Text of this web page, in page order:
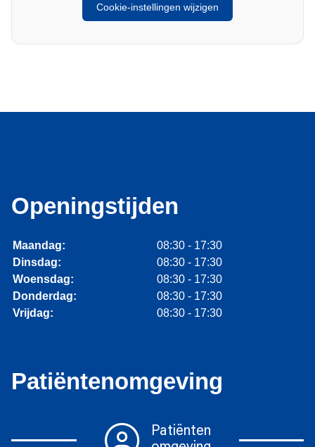
Cookie-instellingen wijzigen
Openingstijden
Maandag:
08:30 - 17:30
Dinsdag:
08:30 - 17:30
Woensdag:
08:30 - 17:30
Donderdag:
08:30 - 17:30
Vrijdag:
08:30 - 17:30
Patiëntenomgeving
Patiënten